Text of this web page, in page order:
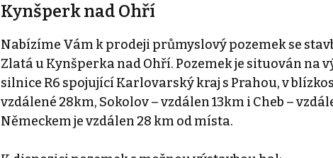
Kynšperk nad Ohří
Nabízíme Vám k prodeji průmyslový pozemek se
Zlatá u Kynšperka nad Ohří. Pozemek je situován na
silnice R6 spojující Karlovarský kraj s Prahou, v
vzdálené 28km, Sokolov – vzdálen 13km i Cheb –
Německem je vzdálen 28 km od místa.